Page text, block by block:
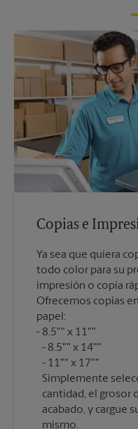
Copias e
Ya sea que quiera
todo color para su
impresión o copia
Ofrecemos copias
papel:
8.5"" x 11""
8.5"" x 14""
11"" x 17""
Simplemente
cantidad, el grosor
acabado, y cargue
mismo.